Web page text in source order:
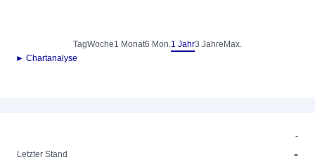
TagWoche1 Monat6 Mon.1 Jahr3 Jahre Max.
► Chartanalyse
-
Letzter Stand
-